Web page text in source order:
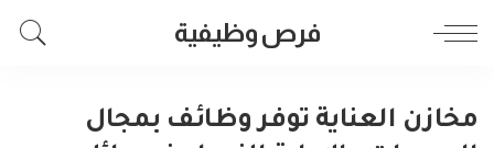
فرص وظيفية
مخازن العناية توفر وظائف بمجال